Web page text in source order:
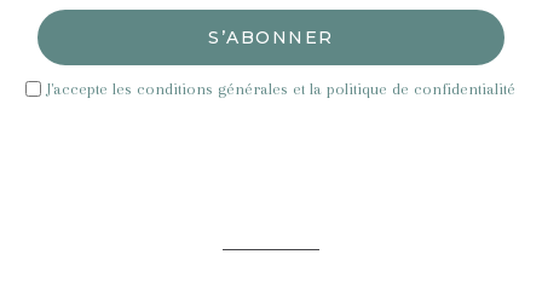
S’ABONNER
J'accepte les conditions générales et la politique de confidentialité